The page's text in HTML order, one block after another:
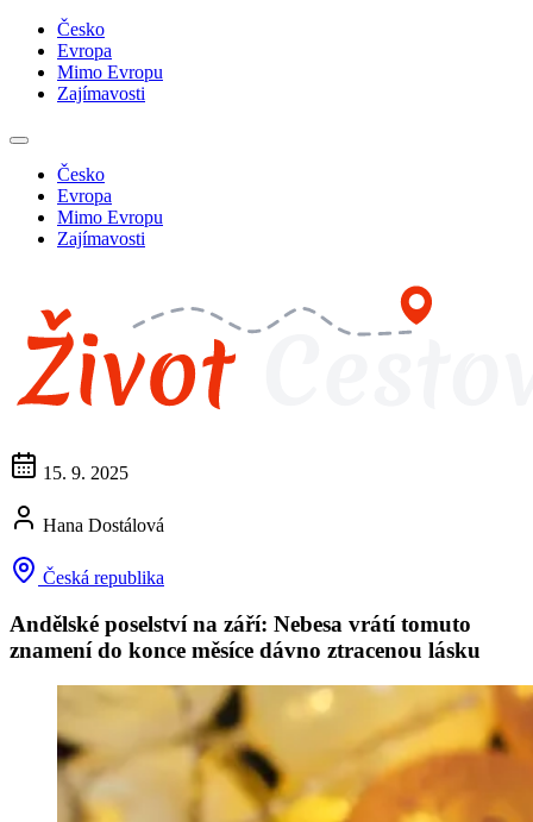
Česko
Evropa
Mimo Evropu
Zajímavosti
Česko
Evropa
Mimo Evropu
Zajímavosti
15. 9. 2025
Hana Dostálová
Česká republika
Andělské poselství na září: Nebesa vrátí tomuto
znamení do konce měsíce dávno ztracenou lásku